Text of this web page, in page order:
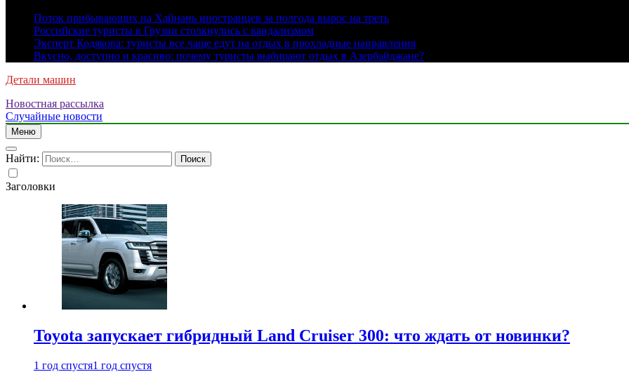
Поток прибывающих на Хайнань иностранцев за полгода вырос на треть
Российские туристы в Грузии столкнулись с вандализмом
Эксперт Кодякова: туристы все чаще едут на отдых в прохладные направления
Вкусно, доступно и красиво: почему туристы выбирают отдых в Азербайджане?
Детали машин
Новостная рассылка
Случайные новости
Меню
Найти:
Заголовки
Toyota запускает гибридный Land Cruiser 300: что ждать от новинки?
1 год спустя1 год спустя